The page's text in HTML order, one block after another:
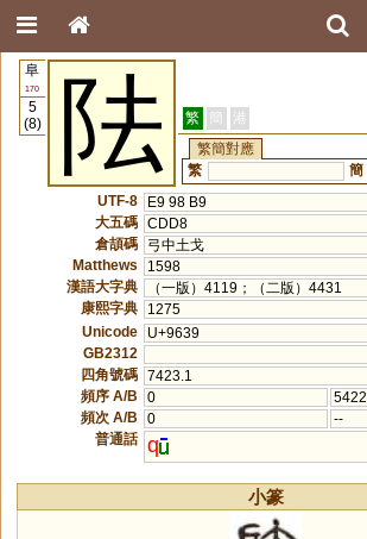
阜
170
5
(8)
阹 繁 簡 港
繁簡對應
繁
簡
UTF-8
E9 98 B9
大五碼 CDD8
倉頡碼
弓中土戈
Matthews
1598
漢語大字典
（一版）4119；（二版）4431
康熙字典
1275
Unicode
U+9639
GB2312
四角號碼 7423.1
頻序 A/B
0
5422
頻次 A/B
0
--
普通話 q
小篆